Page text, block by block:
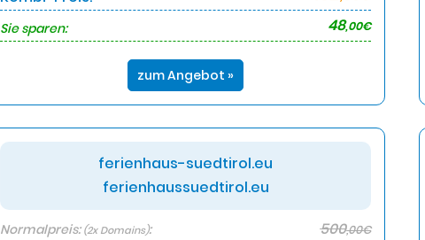
Sie sparen:
48,00€
zum Angebot »
ferienhaus-suedtirol.eu
ferienhaussuedtirol.eu
Normalpreis:(2x Domains): 500,00€